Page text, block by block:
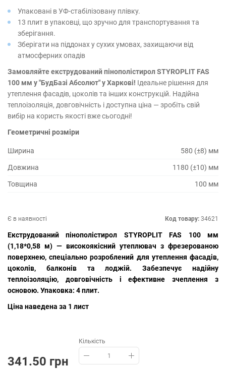
Упаковані в УФ-стабілізовану плівку.
13 плит в упаковці, що зручно для транспортування та
зберігання.
Зберігати на піддонах у сухих умовах, захищаючи від
атмосферних опадів
Замовляйте екструдований пінополістирол STYROPLIT FAS
100 мм у "БудБазі Абсолют" у Харкові! Ідеальне рішення для
утеплення фасадів, цоколів та інших конструкцій. Надійна
теплоізоляція, довговічність і доступна ціна — зробіть свій
вибір на користь якості вже сьогодні!
Геометричні розміри
Ширина 580 (±8) мм
Довжина 1180 (±10) мм
Товщина 100 мм
Є в наявності Код товару: 34621
Екструдований пінополістирол STYROPLIT FAS 100 мм
(1,18*0,58 м) — високоякісний утеплювач з фрезерованою
поверхнею, спеціально розроблений для утеплення фасадів,
цоколів, балконів та лоджій. Забезпечує надійну
теплоізоляцію, довговічність і ефективне зчеплення з
основою. Упаковка: 4 плит.
Ціна наведена за 1 лист
341.50 грн
Кількість